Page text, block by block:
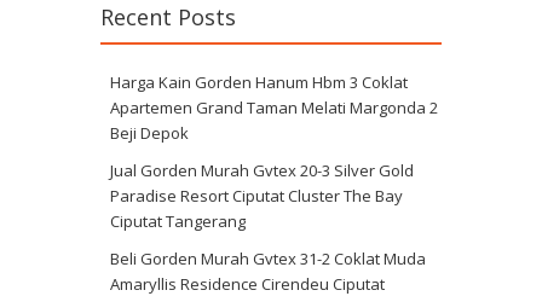
Recent Posts
Harga Kain Gorden Hanum Hbm 3 Coklat
Apartemen Grand Taman Melati Margonda 2
Beji Depok
Jual Gorden Murah Gvtex 20-3 Silver Gold
Paradise Resort Ciputat Cluster The Bay
Ciputat Tangerang
Beli Gorden Murah Gvtex 31-2 Coklat Muda
Amaryllis Residence Cirendeu Ciputat